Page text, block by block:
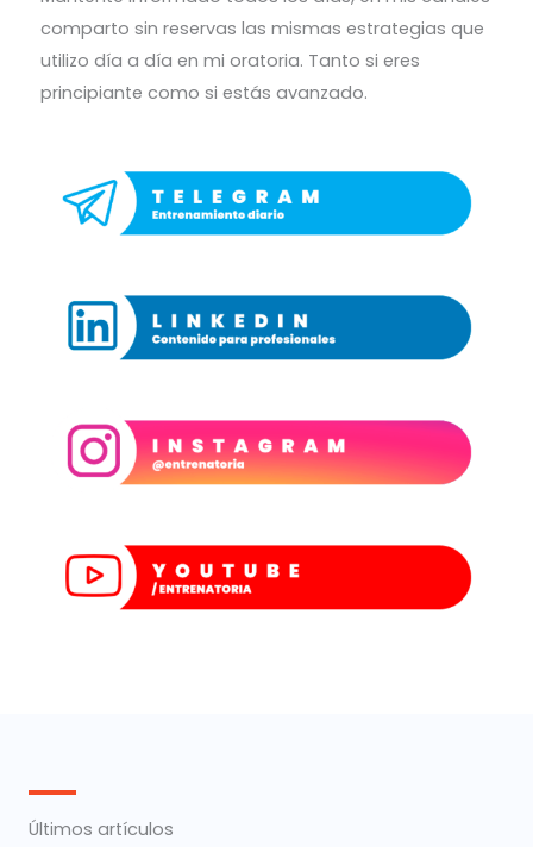
comparto sin reservas las mismas estrategias que
utilizo día a día en mi oratoria. Tanto si eres
principiante como si estás avanzado.
Últimos artículos